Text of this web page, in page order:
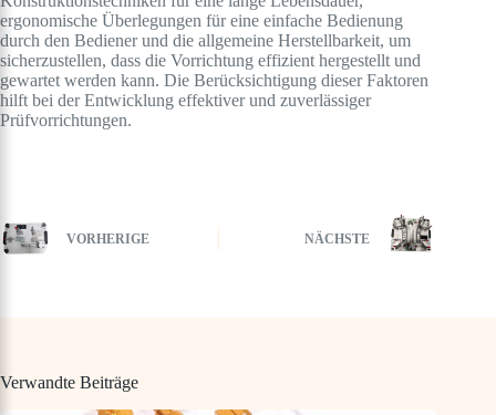
ergonomische Überlegungen für eine einfache Bedienung
durch den Bediener und die allgemeine Herstellbarkeit, um
sicherzustellen, dass die Vorrichtung effizient hergestellt und
gewartet werden kann. Die Berücksichtigung dieser Faktoren
hilft bei der Entwicklung effektiver und zuverlässiger
Prüfvorrichtungen.
VORHERIGE NÄCHSTE
Verwandte Beiträge